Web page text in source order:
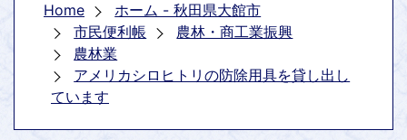
Home
ホーム - 秋田県大館市
市民便利帳
農林・商工業振興
農林業
アメリカシロヒトリの防除用具を貸し出し
ています